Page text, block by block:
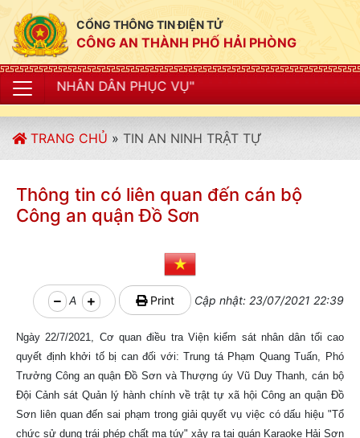
CỔNG THÔNG TIN ĐIỆN TỬ
CÔNG AN THÀNH PHỐ HẢI PHÒNG
PHỤC VỤ"
TRANG CHỦ » TIN AN NINH TRẬT TỰ
Thông tin có liên quan đến cán bộ
Công an quận Đồ Sơn
A Print Cập nhật: 23/07/2021 22:39
Ngày 22/7/2021, Cơ quan điều tra Viện kiểm sát nhân dân tối cao
quyết định khởi tố bị can đối với: Trung tá Phạm Quang Tuấn, Phó
Trưởng Công an quận Đồ Sơn và Thượng úy Vũ Duy Thanh, cán bộ
Đội Cảnh sát Quản lý hành chính về trật tự xã hội Công an quận Đồ
Sơn liên quan đến sai phạm trong giải quyết vụ việc có dấu hiệu "Tổ
chức sử dụng trái phép chất ma túy" xảy ra tại quán Karaoke Hải Sơn